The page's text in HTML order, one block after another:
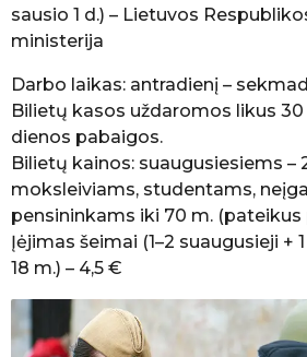
sausio 1 d.) – Lietuvos
ministerija
Darbo laikas: antradienį –
Bilietų kasos uždaromos likus
dienos pabaigos.
Bilietų kainos: suaugusiesiems –
moksleiviams, studentams,
pensininkams iki 70 m. (pateikus
Įėjimas šeimai (1–2 suaugusieji +
18 m.) – 4,5 €